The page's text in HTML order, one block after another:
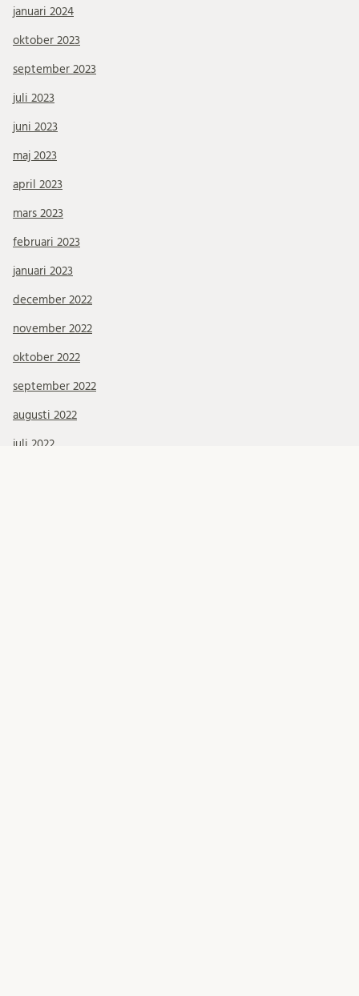
januari 2024
oktober 2023
september 2023
juli 2023
juni 2023
maj 2023
april 2023
mars 2023
februari 2023
januari 2023
december 2022
november 2022
oktober 2022
september 2022
augusti 2022
juli 2022